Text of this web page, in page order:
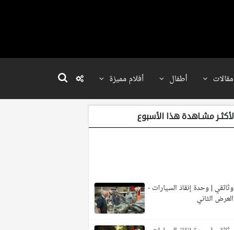
مقالات أطفال أفلام مميزة
الأكثـر مشـاهدة هذا الأسبوع
وثائقي | وحدة إنقاذ السيارات -
العرض الثاني